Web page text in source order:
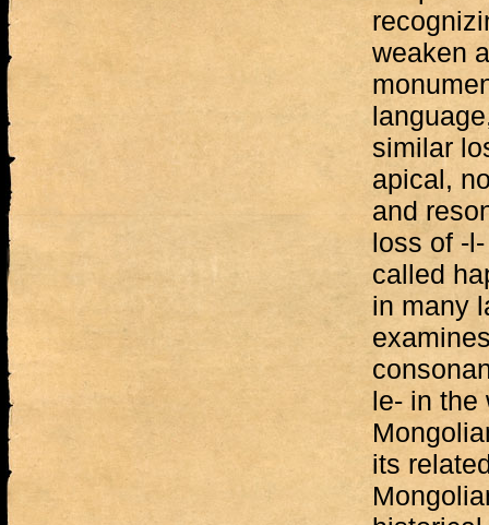
weaken
similar
apical,
and
loss of -
called
in many
le- in the
its